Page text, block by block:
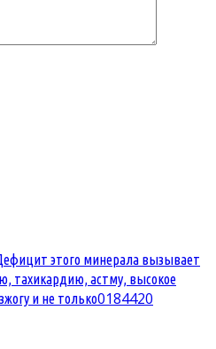
этого минерала вызывает
тахикардию, астму, высокое
и не только0184420